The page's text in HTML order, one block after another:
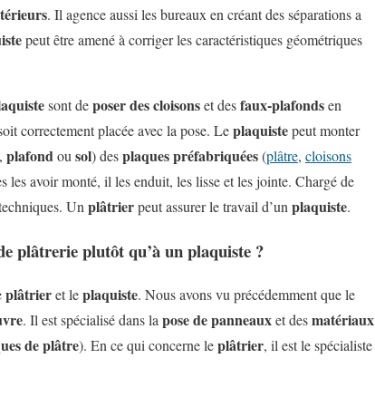
. Il agence aussi les bureaux en créant des séparations a
peut être amené à corriger les caractéristiques géométriques
sont deposer des cloisonset desfaux-plafondsen
correctement placée avec la pose. Leplaquistepeut monter
, plafondou sol) desplaques préfabriquées(plâtre, cloisons
les avoir monté, il les enduit, les lisse et les jointe. Chargé de
Un plâtrierpeut assurer le travail d’un plaquiste.
plâtrerie plutôt qu’à un plaquiste ?
plâtrieret leplaquiste. Nous avons vu précédemment que le
. Il est spécialisé dans lapose de panneauxet desmatériaux
de plâtre). En ce qui concerne leplâtrier, il est le spécialiste